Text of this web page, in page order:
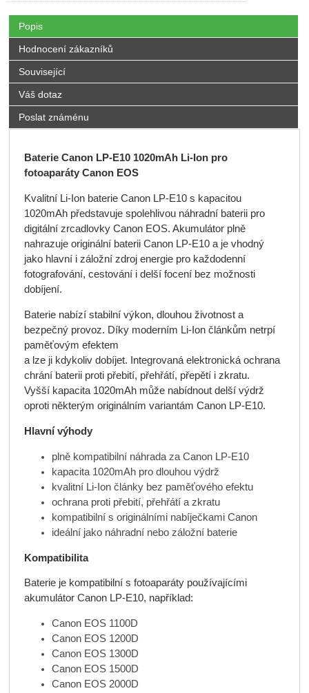
Popis
Hodnocení zákazníků
Související
Váš dotaz
Poslat známénu
Baterie Canon LP-E10 1020mAh Li-Ion pro
fotoaparáty Canon EOS
Kvalitní Li-Ion baterie Canon LP-E10 s kapacitou
1020mAh představuje spolehlivou náhradní baterii pro
digitální zrcadlovky Canon EOS. Akumulátor plně
nahrazuje originální baterii Canon LP-E10 a je vhodný
jako hlavní i záložní zdroj energie pro každodenní
fotografování, cestování i delší focení bez možnosti
dobíjení.
Baterie nabízí stabilní výkon, dlouhou životnost a
bezpečný provoz. Díky moderním Li-Ion článkům netrpí
paměťovým efektem
a lze ji kdykoliv dobíjet. Integrovaná elektronická ochrana
chrání baterii proti přebití, přehřátí, přepětí i zkratu.
Vyšší kapacita 1020mAh může nabídnout delší výdrž
oproti některým originálním variantám Canon LP-E10.
Hlavní výhody
plně kompatibilní náhrada za Canon LP-E10
kapacita 1020mAh pro dlouhou výdrž
kvalitní Li-Ion články bez paměťového efektu
ochrana proti přebití, přehřátí a zkratu
kompatibilní s originálními nabíječkami Canon
ideální jako náhradní nebo záložní baterie
Kompatibilita
Baterie je kompatibilní s fotoaparáty používajícími
akumulátor Canon LP-E10, například:
Canon EOS 1100D
Canon EOS 1200D
Canon EOS 1300D
Canon EOS 1500D
Canon EOS 2000D